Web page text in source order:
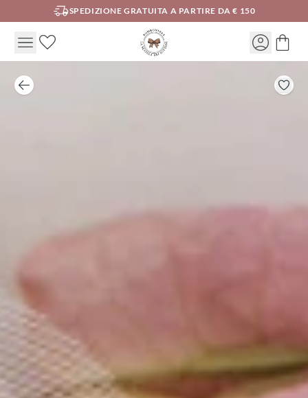
SPEDIZIONE GRATUITA A PARTIRE DA € 150